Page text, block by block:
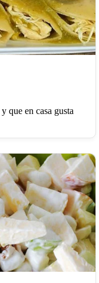
que en casa gusta